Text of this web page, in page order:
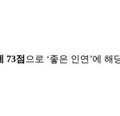
73점 으로 ‘좋은 인연 ’에 해